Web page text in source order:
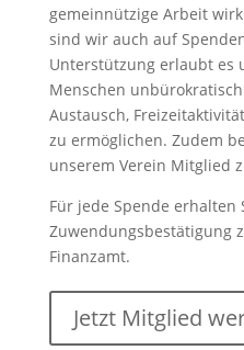
gemeinnützige Arbeit
sind wir auch auf
Unterstützung erlaubt es
Menschen
Austausch,
zu ermöglichen. Zudem
unserem Verein Mitglied
Für jede Spende erhalten
Zuwendungsbestätigung
Finanzamt.
Jetzt Mitglied